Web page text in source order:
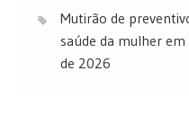
Mutirão de
saúde da mulher em
de 2026